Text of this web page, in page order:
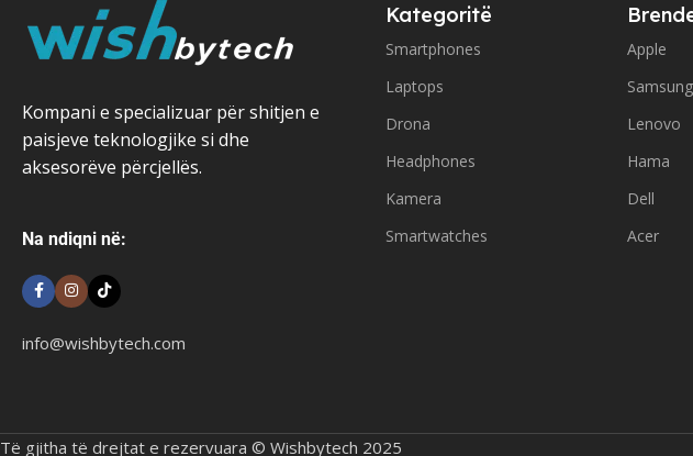
Kompani e specializuar për shitjen e
paisjeve teknologjike si dhe
aksesorëve përcjellës.
Na ndiqni në:
info@wishbytech.com
Kategoritë
Smartphones
Laptops
Drona
Headphones
Kamera
Smartwatches
Apple
Samsung
Lenovo
Hama
Dell
Acer
Të gjitha të drejtat e rezervuara © Wishbytech 2025